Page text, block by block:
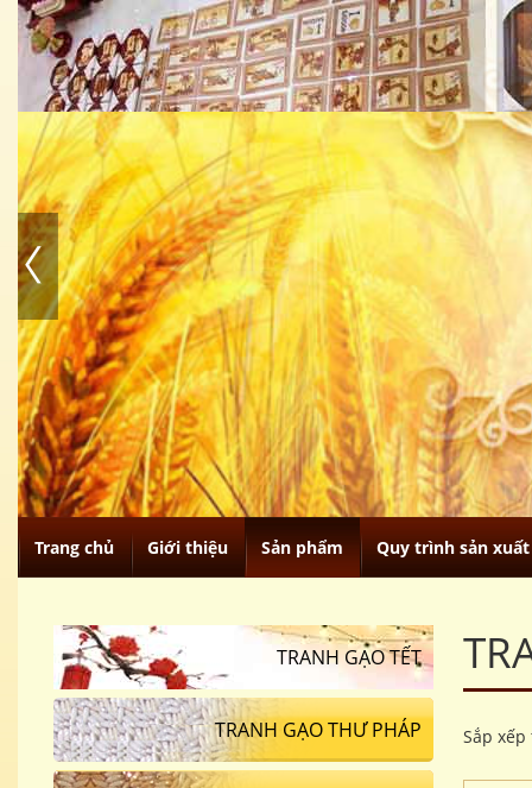
Trang chủ Giới thiệu Sản phẩm Quy trình sản xuất
Sắp
TRANH GẠO TẾT
TRANH GẠO THƯ PHÁP